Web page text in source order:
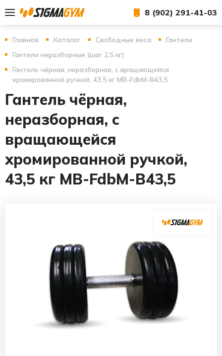
8 (902) 291-41-03
Главная Каталог Свободные веса
Гантели
Гантели неразборные (шаг 2,5 кг)
Гантель чёрная, неразборная, с вращающейся
хромированной ручкой, 43,5 кг MB-FdbM-B43,5
Гантель чёрная,
неразборная, с
вращающейся
хромированной ручкой,
43,5 кг MB-FdbM-B43,5